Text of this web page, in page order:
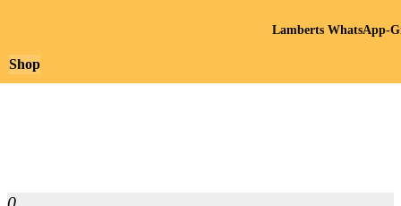
Shop
Lamberts WhatsApp-